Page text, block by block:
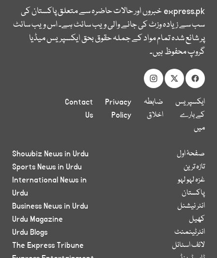
express.pkخبروں اور حالات حاضرہ سے متعلق پاکستان کی
سب سے زیادہ وزٹ کی جانے والی ویب سائٹ ہے۔ اس ویب سائٹ
پر شائع شدہ تمام مواد کے جملہ حقوق بحق ایکسپریس میڈیا
گروپ محفوظ ہیں۔
ایکسپریس
کے بارے
میں
ضابطہ
اخلاق
Privacy
Policy
Contact
Us
صفحۂ اول
تازہ ترین
غزہ لہو لہو
پاکستان
انٹر نیشنل
کھیل
انٹرٹینمنٹ
لائف اسٹائل
Showbiz News in Urdu
Sports News in Urdu
International News in
Urdu
Business News in Urdu
Urdu Magazine
Urdu Blogs
The Express Tribune